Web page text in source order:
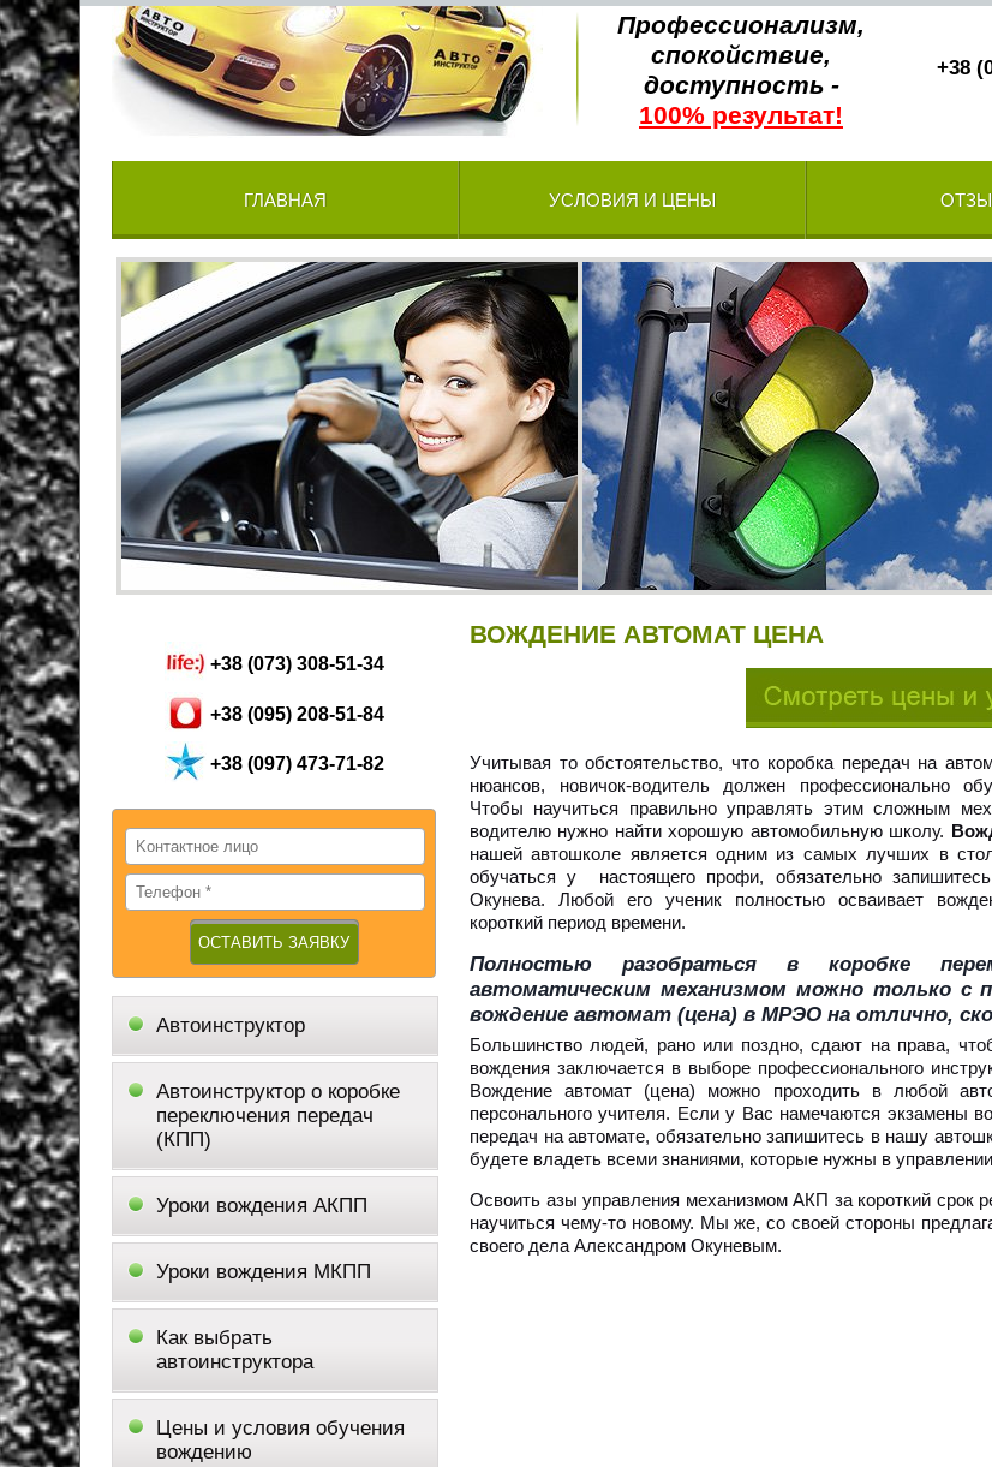
Профессионализм,
спокойствие,
доступность -
100% результат!
+38
ГЛАВНАЯ УСЛОВИЯ И ЦЕНЫ
+38 (073) 308-51-34
+38 (095) 208-51-84
+38 (097) 473-71-82
Автоинструктор
Автоинструктор о коробке
переключения передач
(КПП)
Уроки вождения АКПП
Уроки вождения МКПП
Как выбрать
автоинструктора
Цены и условия обучения
вождению
ВОЖДЕНИЕ АВТОМАТ ЦЕНА
Учитывая то обстоятельство, что коробка передач на
нюансов, новичок-водитель должен профессионально
Чтобы научиться правильно управлять этим сложным
водителю нужно найти хорошую автомобильную школу.
нашей автошколе является одним из самых лучших в
обучаться у настоящего профи, обязательно
Окунева. Любой его ученик полностью осваивает
короткий период времени.
Полностью разобраться в коробке
автоматическим механизмом можно только
вождение автомат (цена) в МРЭО на отлично,
Большинство людей, рано или поздно, сдают на права,
вождения заключается в выборе профессионального
Вождение автомат (цена) можно проходить в любой
персонального учителя. Если у Вас намечаются
передач на автомате, обязательно запишитесь в нашу
будете владеть всеми знаниями, которые нужны в
Освоить азы управления механизмом АКП за короткий срок
научиться чему-то новому. Мы же, со своей стороны
своего дела Александром Окуневым.